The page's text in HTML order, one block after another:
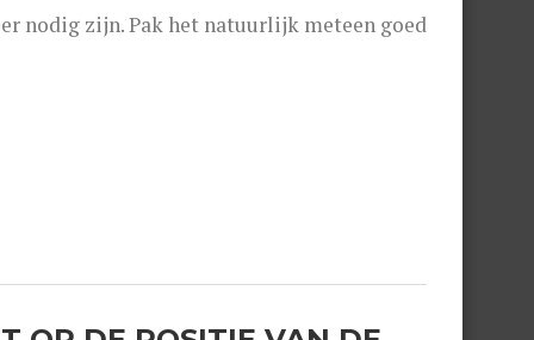
nodig zijn. Pak het natuurlijk meteen goed